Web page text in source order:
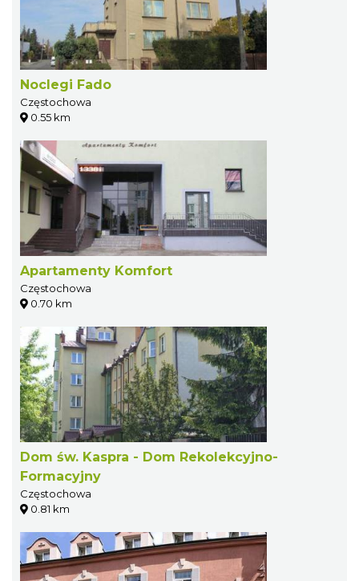
Noclegi Fado
Częstochowa
0.55 km
Apartamenty Komfort
Częstochowa
0.70 km
Dom św. Kaspra - Dom Rekolekcyjno-
Formacyjny
Częstochowa
0.81 km